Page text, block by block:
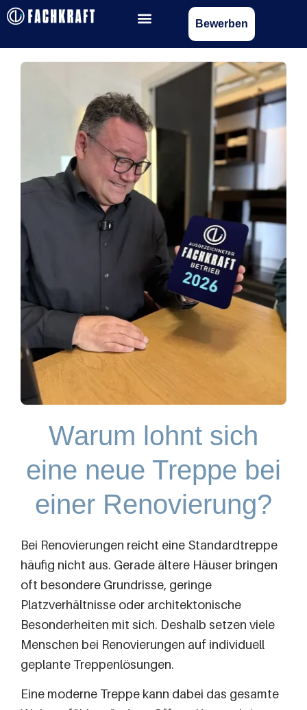
Bewerben
Warum lohnt sich
eine neue Treppe bei
einer Renovierung?
Bei Renovierungen reicht eine Standardtreppe
häufig nicht aus. Gerade ältere Häuser bringen
oft besondere Grundrisse, geringe
Platzverhältnisse oder architektonische
Besonderheiten mit sich. Deshalb setzen viele
Menschen bei Renovierungen auf individuell
geplante Treppenlösungen.
Eine moderne Treppe kann dabei das gesamte